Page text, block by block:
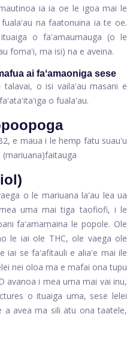
ia ia oe le igoa mai le
na faatonuina ia te oe.
o faʻamaumauga (o le
fomaʻi, ma isi) na e aveina.
ai faʻamaoniga sese
talavai, o isi vailaʻau masani e
o fualaʻau.
e maua i le hemp fatu suauʻu
(mariuana)faitauga
o le mariuana laʻau lea ua
uma mai tiga taofiofi, i le
faʻamamaina le popole. Ole
le iai ole THC, ole vaega ole
iai se faʻafitauli e aliaʻe mai ile
nei oloa ma e mafai ona tupu
avanoa i mea uma mai vai inu,
o ituaiga uma, sese lelei
avea ma sili atu ona taatele,